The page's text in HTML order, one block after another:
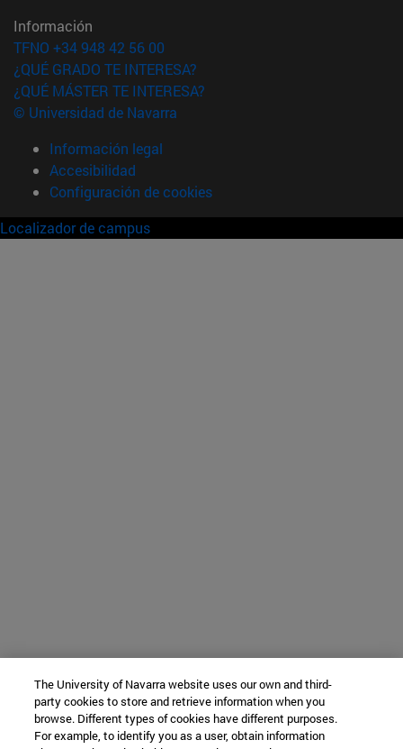
Información
TFNO +34 948 42 56 00
¿QUÉ GRADO TE INTERESA?
¿QUÉ MÁSTER TE INTERESA?
© Universidad de Navarra
Información legal
Accesibilidad
Configuración de cookies
Localizador de campus
The University of Navarra website uses our own and third-
party cookies to store and retrieve information when you
browse. Different types of cookies have different purposes.
For example, to identify you as a user, obtain information